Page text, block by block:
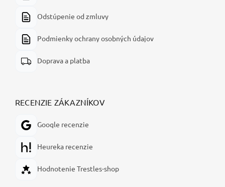
Odstúpenie od zmluvy
Podmienky ochrany osobných údajov
Doprava a platba
RECENZIE ZÁKAZNÍKOV
Google recenzie
Heureka recenzie
Hodnotenie Trestles-shop